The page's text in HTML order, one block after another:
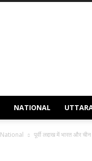
NATIONAL
National पूर्वी लद्दाख में भारत और